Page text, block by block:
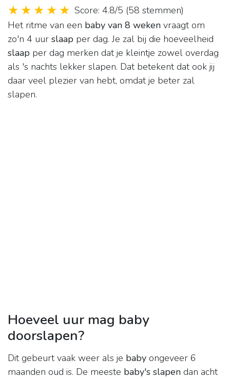
Score: 4.8/5 (58 stemmen)
Het ritme van een baby van 8 weken vraagt om
zo'n 4 uur slaap per dag. Je zal bij die hoeveelheid
slaap per dag merken dat je kleintje zowel overdag
als 's nachts lekker slapen. Dat betekent dat ook jij
daar veel plezier van hebt, omdat je beter zal
slapen.
Hoeveel uur mag baby
doorslapen?
Dit gebeurt vaak weer als je baby ongeveer 6
maanden oud is. De meeste baby's slapen dan acht